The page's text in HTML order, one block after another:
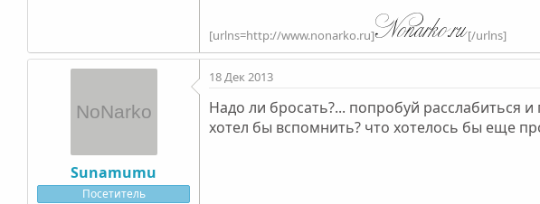
[urlns=http://www.nonarko.ru] [/urlns]
Sunamumu
Посетитель
18 Дек 2013
Надо ли бросать?... попробуй расслабиться
хотел бы вспомнить? что хотелось бы еще